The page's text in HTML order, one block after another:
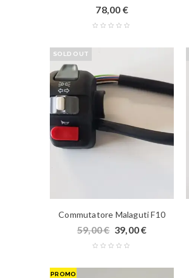
78,00 €
SOLD OUT
Commutatore Malaguti F10
59,00€ 39,00€
PROMO